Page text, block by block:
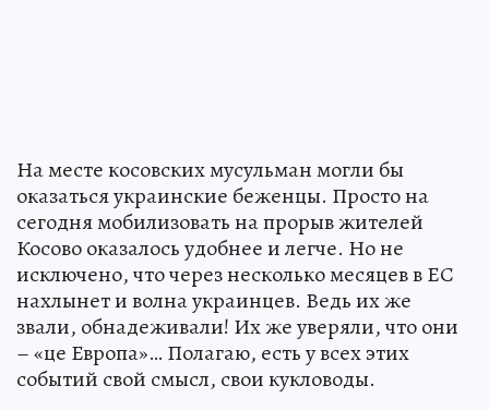
На месте косовских мусульман могли бы
оказаться украинские беженцы. Просто на
сегодня мобилизовать на прорыв жителей
Косово оказалось удобнее и легче. Но не
исключено, что через несколько месяцев в ЕС
нахлынет и волна украинцев. Ведь их же
звали, обнадеживали! Их же уверяли, что они
– «це Европа»… Полагаю, есть у всех этих
событий свой смысл, свои кукловоды.